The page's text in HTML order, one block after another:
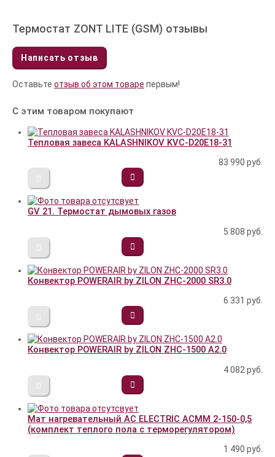
Термостат ZONT LITE (GSM) отзывы
Написать отзыв
Оставьте отзыв об этом товаре первым!
С этим товаром покупают
Тепловая завеса KALASHNIKOV KVC-D20E18-31
83 990 руб.
GV 21. Термостат дымовых газов
5 808 руб.
Конвектор POWERAIR by ZILON ZHC-2000 SR3.0
6 331 руб.
Конвектор POWERAIR by ZILON ZHC-1500 A2.0
4 082 руб.
Мат нагревательный AC ELECTRIC ACМM 2-150-0,5
(комплект теплого пола с терморегулятором)
1 490 руб.